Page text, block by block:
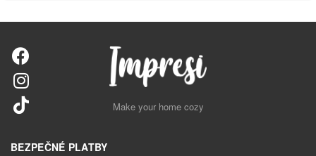
Make your home cozy
BEZPEČNÉ PLATBY